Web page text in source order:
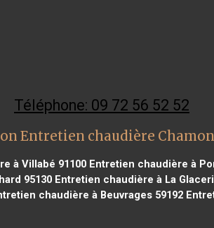
Téléphone: 09 72 56 52 52
Entretien chaudière
à Villabé 91100Entretien chaudière à
95130 Entretien chaudière à La
chaudière à Beuvrages 59192